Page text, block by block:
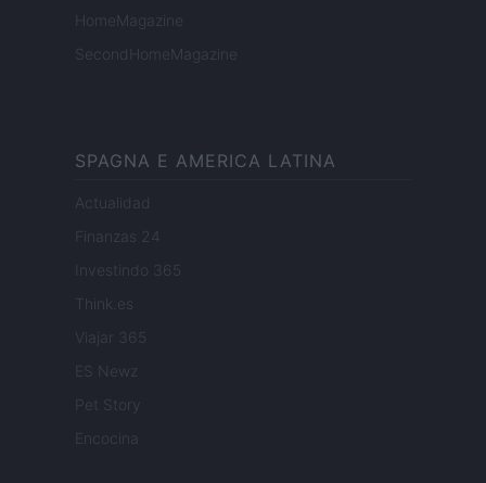
HomeMagazine
SecondHomeMagazine
SPAGNA E AMERICA LATINA
Actualidad
Finanzas 24
Investindo 365
Think.es
Viajar 365
ES Newz
Pet Story
Encocina